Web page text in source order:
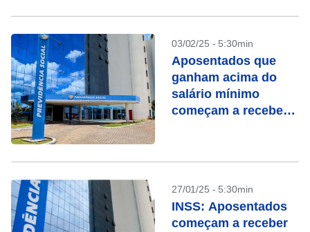
03/02/25 - 5:30min
Aposentados que
ganham acima do
salário mínimo
começam a receber
27/01/25 - 5:30min
INSS: Aposentados
começam a receber